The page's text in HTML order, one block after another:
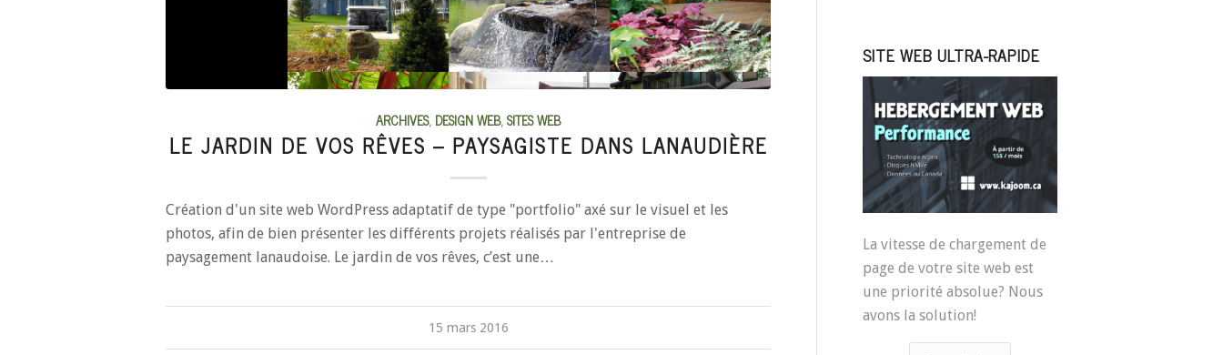
ARCHIVES, DESIGN WEB,SITES WEB
LE JARDIN DE VOS RÊVES – PAYSAGISTE DANS LANAUDIÈRE
Création d'un site web WordPress adaptatif de type "portfolio" axé sur le visuel et les
photos, afin de bien présenter les différents projets réalisés par l'entreprise de
paysagement lanaudoise. Le jardin de vos rêves, c’est une…
15 mars 2016
SITE WEB ULTRA-RAPIDE
La vitesse de chargement de
page de votre site web est
une priorité absolue? Nous
avons la solution!